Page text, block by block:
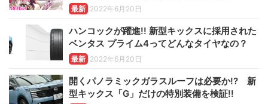
最新 2022年6月20日
ハンコックが躍進!! 新型キックスに採用された
ベンタス プライム4ってどんなタイヤなの？
最新 2022年6月20日
開くパノラミックガラスルーフは必要か!? 新
型キックス「G」だけの特別装備を検証!!